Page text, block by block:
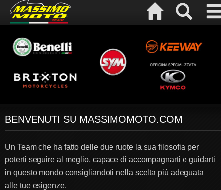
BENVENUTI SU MASSIMOMOTO.COM
Un Team che ha fatto delle due ruote la sua filosofia per
poterti seguire al meglio, capace di accompagnarti e guidarti
in questo mondo consigliandoti nella scelta più adeguata
alle tue esigenze.